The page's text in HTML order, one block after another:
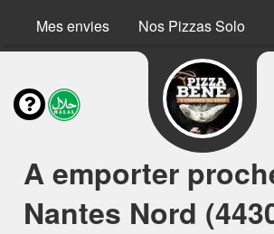
Mes envies Nos Pizzas Solo
A emporter
Nantes Nord